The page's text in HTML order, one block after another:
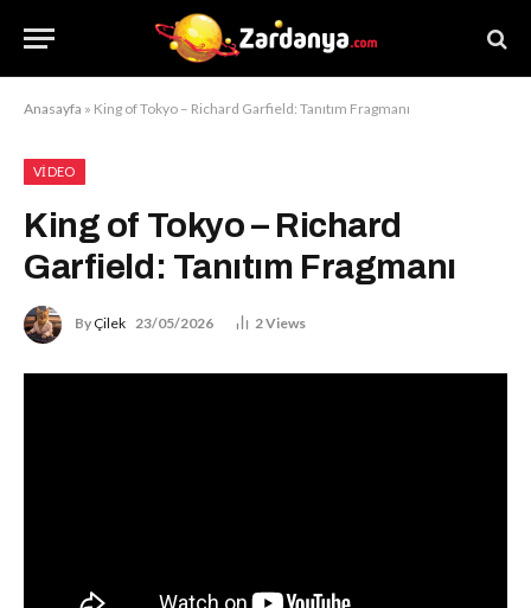
Anasayfa » King of Tokyo – Richard Garfield: Tanıtım Fragmanı
VIDEO
King of Tokyo – Richard
Garfield: Tanıtım Fragmanı
By Çilek 23/05/2026 2Views